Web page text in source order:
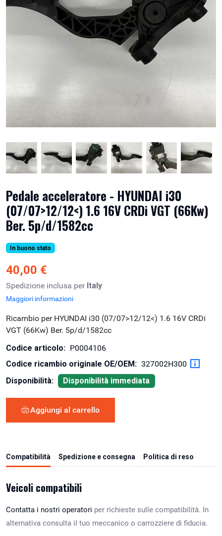
Pedale acceleratore - HYUNDAI i30
(07/07>12/12<) 1.6 16V CRDi VGT (66Kw)
Ber. 5p/d/1582cc
In buono stato
40,00 €
Spedizione inclusa per Italy
Maggiori informazioni
Ricambio per HYUNDAI i30 (07/07>12/12<) 1.6 16V CRDi
VGT (66Kw) Ber. 5p/d/1582cc
Codice articolo: P0004106
Codice ricambio originale OE/OEM: 327002H300
Disponibilità:
Disponibilità immediata
Aggiungi al carrello
Compatibilità Spedizione e consegna Politica di reso
Veicoli compatibili
Contatta i nostri operatori per richieste sulle compatibilità. In
alternativa consulta il tuo meccanico o carrozziere di fiducia.